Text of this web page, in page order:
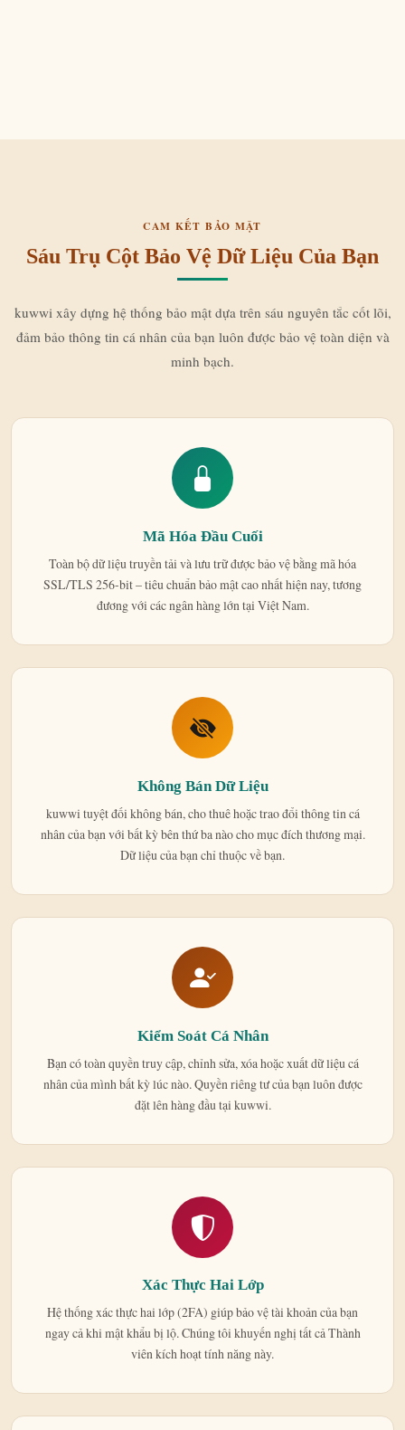
CAM KẾT BẢO MẬT
Sáu Trụ Cột Bảo Vệ Dữ Liệu Của Bạn
kuwwi xây dựng hệ thống bảo mật dựa trên sáu nguyên tắc cốt lõi,
đảm bảo thông tin cá nhân của bạn luôn được bảo vệ toàn diện và
minh bạch.
Mã Hóa Đầu Cuối
Toàn bộ dữ liệu truyền tải và lưu trữ được bảo vệ bằng mã hóa
SSL/TLS 256-bit – tiêu chuẩn bảo mật cao nhất hiện nay, tương
đương với các ngân hàng lớn tại Việt Nam.
Không Bán Dữ Liệu
kuwwi tuyệt đối không bán, cho thuê hoặc trao đổi thông tin cá
nhân của bạn với bất kỳ bên thứ ba nào cho mục đích thương mại.
Dữ liệu của bạn chỉ thuộc về bạn.
Kiểm Soát Cá Nhân
Bạn có toàn quyền truy cập, chỉnh sửa, xóa hoặc xuất dữ liệu cá
nhân của mình bất kỳ lúc nào. Quyền riêng tư của bạn luôn được
đặt lên hàng đầu tại kuwwi.
Xác Thực Hai Lớp
Hệ thống xác thực hai lớp (2FA) giúp bảo vệ tài khoản của bạn
ngay cả khi mật khẩu bị lộ. Chúng tôi khuyến nghị tất cả Thành
viên kích hoạt tính năng này.